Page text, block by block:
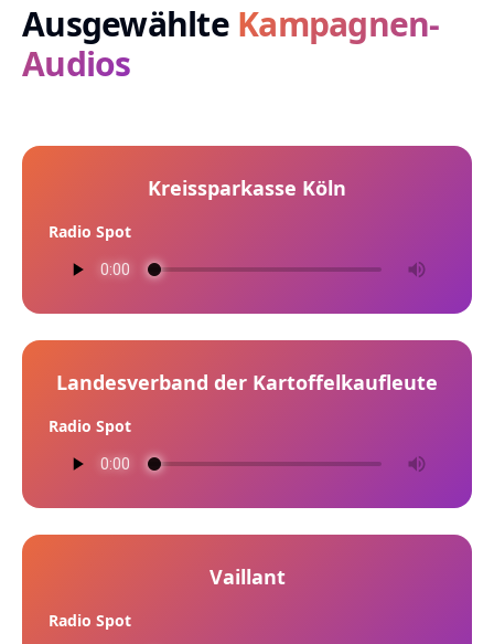
Ausgewählte Kampagnen-
Audios
Kreissparkasse Köln
Radio Spot
Landesverband der Kartoffelkaufleute
Radio Spot
Vaillant
Radio Spot